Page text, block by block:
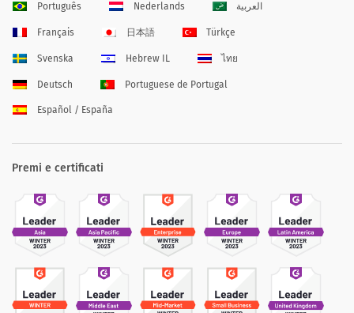
Português Nederlands العربية
Français 日本語 Türkçe
Svenska Hebrew IL ไทย
Deutsch Portuguese de Portugal
Español / España
Premi e certificati